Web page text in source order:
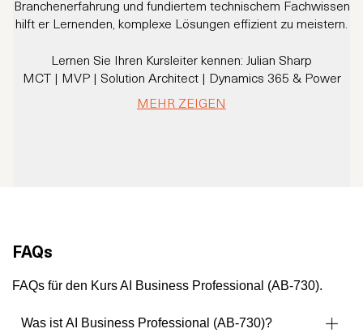
Branchenerfahrung und fundiertem technischem Fachwissen
hilft er Lernenden, komplexe Lösungen effizient zu meistern.
Lernen Sie Ihren Kursleiter kennen: Julian Sharp
MCT | MVP | Solution Architect | Dynamics 365 & Power
Platform Expert
Mit mehr als 20 Jahren Erfahrung und über 16 Jahren
Er ist nicht nur ein Ausbilder, sondern auch ein Community
auf der ganzen Welt vertrauen.
MEHR ZEIGEN
FAQs
FAQs für den Kurs AI Business Professional (AB-730).
Was ist AI Business Professional (AB-730)?